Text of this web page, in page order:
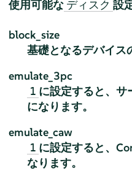
使用可能な ディスク 設
block_size
基礎となるデバイス
emulate_3pc
1 に設定すると、サ
になります。
emulate_caw
1 に設定すると、
なります。